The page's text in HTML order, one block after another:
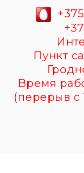
Пункт
Время
(перерыв с